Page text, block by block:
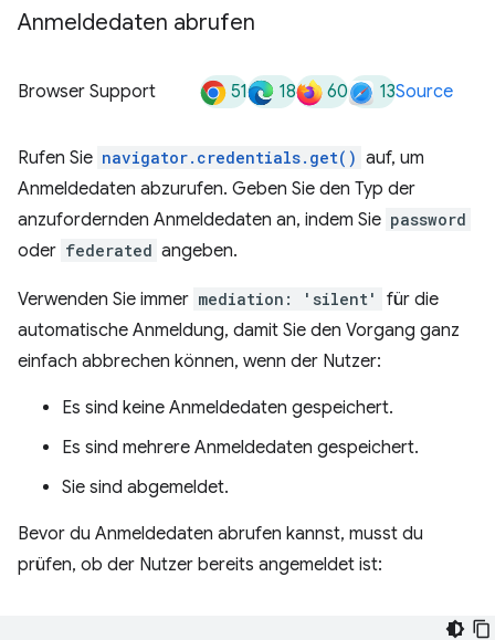
Anmeldedaten abrufen
Browser Support 51 18 60 13Source
Rufen Sie navigator.credentials.get() auf, um
Anmeldedaten abzurufen. Geben Sie den Typ der
anzufordernden Anmeldedaten an, indem Sie password
oder federated angeben.
Verwenden Sie immer mediation: 'silent'
für die
automatische Anmeldung, damit Sie den Vorgang ganz
einfach abbrechen können, wenn der Nutzer:
Es sind keine Anmeldedaten gespeichert.
Es sind mehrere Anmeldedaten gespeichert.
Sie sind abgemeldet.
Bevor du Anmeldedaten abrufen kannst, musst du
prüfen, ob der Nutzer bereits angemeldet ist: